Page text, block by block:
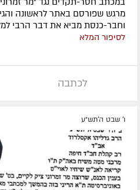
מרגש שפורסם באתר לראשונה
וחבר-כנסת מביא את דבר הרבי
לסיפור המלא
לכתבה
ו' שבט ה׳תש״ע